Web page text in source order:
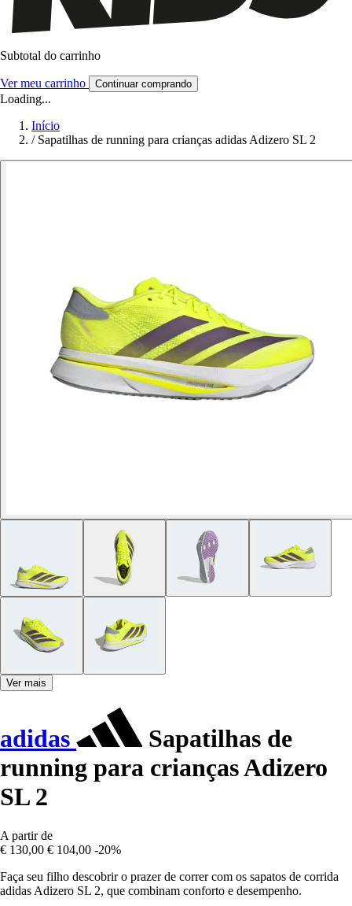
Subtotal do carrinho
Ver meu carrinho Continuar comprando
Loading...
Início
/ Sapatilhas de running para crianças adidas Adizero SL 2
Ver mais
adidas
Sapatilhas de
running para crianças Adizero
SL 2
A partir de
€ 130,00 € 104,00 -20%
Faça seu filho descobrir o prazer de correr com os sapatos de corrida
adidas Adizero SL 2, que combinam conforto e desempenho.